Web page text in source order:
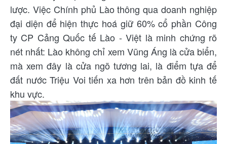
lược. Việc Chính phủ Lào thông qua doanh nghiệp
đại diện để hiện thực hoá giữ 60% cổ phần Công
ty CP Cảng Quốc tế Lào - Việt là minh chứng rõ
nét nhất: Lào không chỉ xem Vũng Áng là cửa biển,
mà xem đây là cửa ngõ tương lai, là điểm tựa để
đất nước Triệu Voi tiến xa hơn trên bản đồ kinh tế
khu vực.